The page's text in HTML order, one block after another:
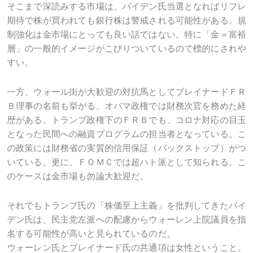
そこまで深読みする市場は、バイデン氏当選となればリフレ
期待で株が買われても銀行株は警戒される可能性がある。規
制強化は金市場にとっても良い話ではない。特に「金＝富裕
層」の一般的イメージがこびりついているので標的にされや
すい。
一方、ウォール街が大歓迎の対抗馬としてブレイナードＦＲ
Ｂ理事の名前も挙がる。オバマ政権では財務次官を務めた経
歴がある。トランプ政権下のＦＲＢでも、コロナ対応の目玉
となった民間への融資プログラムの担当者となっている。こ
の政策には財務省の実質的信用保証（バックストップ）がつ
いている。更に、ＦＯＭＣでは超ハト派として知られる。こ
のケースは金市場も勿論大歓迎だ。
それでもトランプ氏の「株価至上主義」を批判してきたバイ
デン氏は、民主党左派への配慮からウォーレン上院議員を指
名する可能性が高いと見られているのだ。
ウォーレン氏とブレイナード氏の共通項は女性ということ。